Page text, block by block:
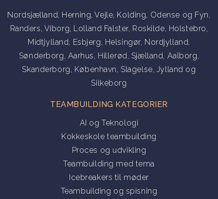
Nordsjælland, Herning,Vejle, Kolding, Odense og Fyn,
Randers, Viborg, Lolland Falster, Roskilde, Holstebro,
Midtjylland, Esbjerg, Helsingør, Nordjylland,
Sønderborg, Aarhus, Hillerød, Sjælland, Aalborg,
Skanderborg, København, Slagelse, Jylland og
Silkeborg
TEAMBUILDING KATEGORIER
AI og Teknologi
Kokkeskole teambuilding
Proces og udvikling
Teambuilding med tema
Icebreakers til møder
Teambuilding og spisning